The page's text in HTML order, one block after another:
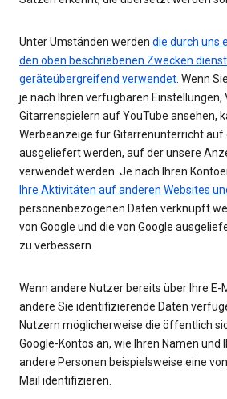
Unter Umständen werden die durch uns
den oben beschriebenen Zwecken
geräteübergreifend verwendet . Wenn
je nach Ihren verfügbaren Einstellungen,
Gitarrenspielern auf YouTube ansehen,
Werbeanzeige für Gitarrenunterricht auf
ausgeliefert werden, auf der unsere
verwendet werden. Je nach Ihren
Ihre Aktivitäten auf anderen Websites
personenbezogenen Daten verknüpft
von Google und die von Google
zu verbessern.
Wenn andere Nutzer bereits über Ihre E-
andere Sie identifizierende Daten
Nutzern möglicherweise die öffentlich
Google-Kontos an, wie Ihren Namen und
andere Personen beispielsweise eine
Mail identifizieren.